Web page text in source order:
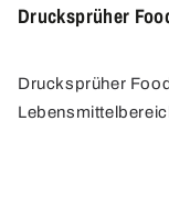
Drucksprüher
Drucksprüher